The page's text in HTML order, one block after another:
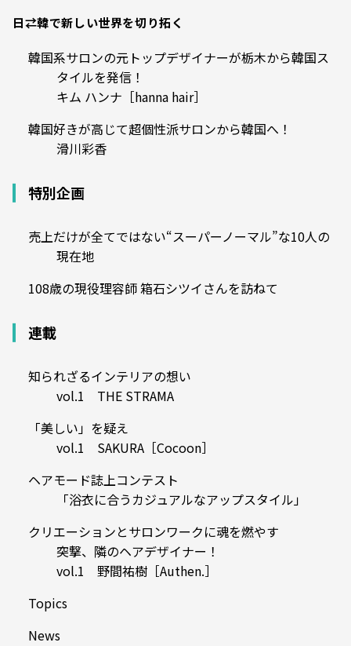
日⇄韓で新しい世界を切り拓く
韓国系サロンの元トップデザイナーが栃木から韓国ス
タイルを発信！
キム ハンナ［hanna hair］
韓国好きが高じて超個性派サロンから韓国へ！
滑川彩香
特別企画
売上だけが全てではない“スーパーノーマル”な10人の
現在地
108歳の現役理容師 箱石シツイさんを訪ねて
連載
知られざるインテリアの想い
vol.1 THE STRAMA
「美しい」を疑え
vol.1 SAKURA［Cocoon］
ヘアモード誌上コンテスト
「浴衣に合うカジュアルなアップスタイル」
クリエーションとサロンワークに魂を燃やす
突撃、隣のヘアデザイナー！
vol.1 野間祐樹［Authen.］
Topics
News